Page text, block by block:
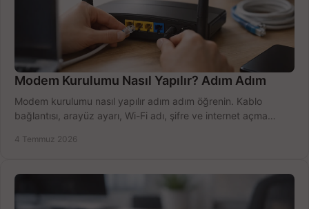
Modem Kurulumu Nasıl Yapılır? Adım Adım
Modem kurulumu nasıl yapılır adım adım öğrenin. Kablo
bağlantısı, arayüz ayarı, Wi-Fi adı, şifre ve internet açma
4 Temmuz 2026